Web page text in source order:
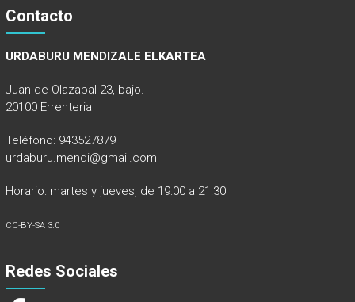
Contacto
URDABURU MENDIZALE ELKARTEA
Juan de Olazabal 23, bajo.
20100 Errenteria
Teléfono: 943527879
urdaburu.mendi@gmail.com
Horario: martes y jueves, de 19:00 a 21:30
CC-BY-SA 3.0
Redes Sociales